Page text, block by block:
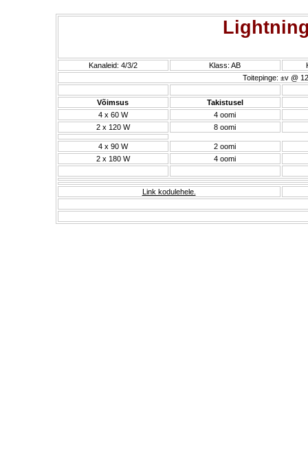
Kanaleid: 4/3/2 Klass: AB
Toitepinge: ±v @
Võimsus
Takistusel
4 x 60 W
4 oomi
2 x 120 W
8 oomi
4 x 90 W
2 oomi
2 x 180 W
4 oomi
Link kodulehele.